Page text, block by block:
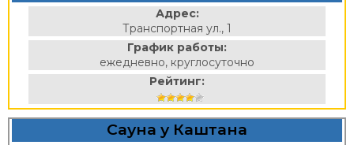
Адрес:
Транспортная ул., 1
График работы:
ежедневно, круглосуточно
Рейтинг:
Сауна у Каштана